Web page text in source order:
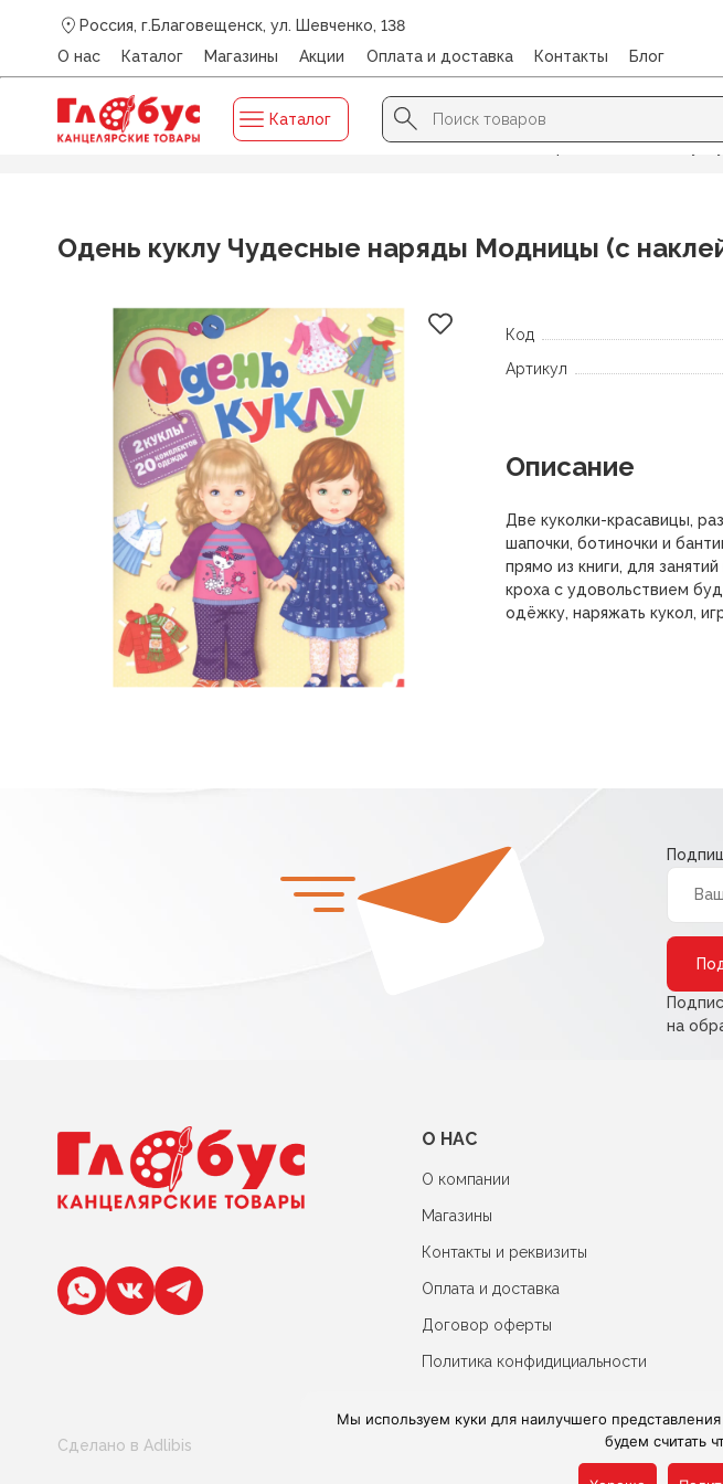
Россия, г.Благовещенск, ул. Шевченко, 138
О нас
Каталог Магазины Акции Оплата и доставка Контакты Блог
Каталог
Search
for:
Search Button
Главная /Каталог/ ДЛЯ ТВОРЧЕСТВА И ХОББИ/Аппликации, оригами/Одень
Одень куклу Чудесные наряды Модницы (с
Код
Артикул
Описание
Две куколки-красавицы,
шапочки, ботиночки и
прямо из книги, для
кроха с удовольствием
одёжку, наряжать кукол,
на
О НАС
О компании
Магазины
Контакты и реквизиты
Оплата и доставка
Договор оферты
Политика конфидициальности
Сделано в Adlibis
Мы используем куки для наилучшего
будем считать